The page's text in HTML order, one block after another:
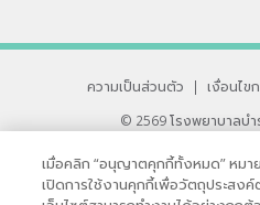
ความเป็นส่วนตัว | เงื่อนไข
© 2569 โรงพยาบาลบ
33 สุขุมวิท ซอย 3 เขตวัฒนา ก
หากท่านมีข้อคิดเห็นหรือปัญห
เมื่อคลิก “อนุญาตคุกกี้ทั้งหมด” หมา
เปิดการใช้งานคุกกี้เพื่อวัตถุประสง